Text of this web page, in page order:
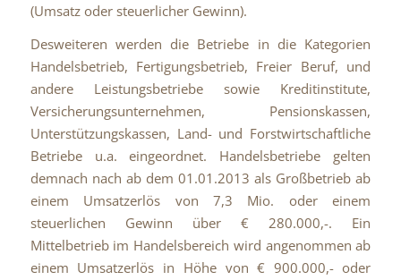
(Umsatz oder steuerlicher Gewinn).
Desweiteren werden die Betriebe in die Kategorien
Handelsbetrieb, Fertigungsbetrieb, Freier Beruf, und
andere Leistungsbetriebe sowie Kreditinstitute,
Versicherungsunternehmen, Pensionskassen,
Unterstützungskassen, Land- und Forstwirtschaftliche
Betriebe u.a. eingeordnet. Handelsbetriebe gelten
demnach nach ab dem 01.01.2013 als Großbetrieb ab
einem Umsatzerlös von 7,3 Mio. oder einem
steuerlichen Gewinn über € 280.000,-. Ein
Mittelbetrieb im Handelsbereich wird angenommen ab
einem Umsatzerlös in Höhe von € 900.000,- oder